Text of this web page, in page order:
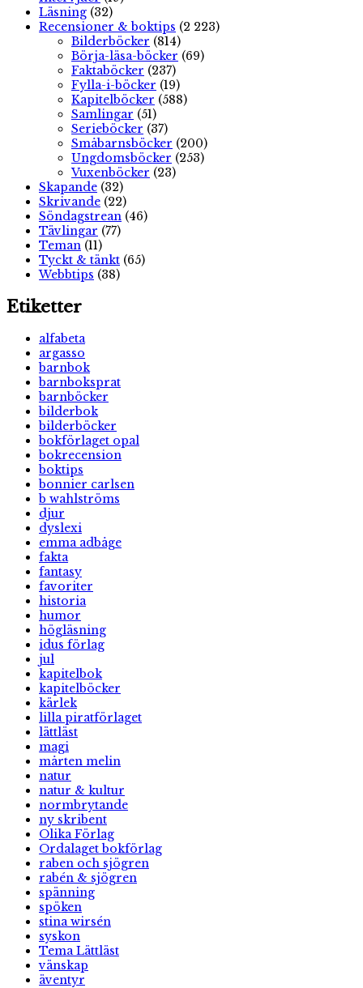
Läsning (32)
Recensioner & boktips (2 223)
Bilderböcker (814)
Börja-läsa-böcker (69)
Faktaböcker (237)
Fylla-i-böcker (19)
Kapitelböcker (588)
Samlingar (51)
Serieböcker (37)
Småbarnsböcker (200)
Ungdomsböcker (253)
Vuxenböcker (23)
Skapande (32)
Skrivande (22)
Söndagstrean (46)
Tävlingar (77)
Teman (11)
Tyckt & tänkt (65)
Webbtips (38)
Etiketter
alfabeta
argasso
barnbok
barnboksprat
barnböcker
bilderbok
bilderböcker
bokförlaget opal
bokrecension
boktips
bonnier carlsen
b wahlströms
djur
dyslexi
emma adbåge
fakta
fantasy
favoriter
historia
humor
högläsning
idus förlag
jul
kapitelbok
kapitelböcker
kärlek
lilla piratförlaget
lättläst
magi
mårten melin
natur
natur & kultur
normbrytande
ny skribent
Olika Förlag
Ordalaget bokförlag
raben och sjögren
rabén & sjögren
spänning
spöken
stina wirsén
syskon
Tema Lättläst
vänskap
äventyr